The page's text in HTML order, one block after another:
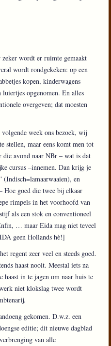
wordt er ruimte gemaakt
wordt rondgekeken: op een
kopen, kinderwagens
luiertjes opgenomen. En alles
overgeven; dat moesten
week ons bezoek, wij
stellen, maar eens komt men tot
avond naar NBr – wat is dat
cursus –innemen. Dan krijg je
(Indisch=lamaarwaaien), en
Hoe goed die twee bij elkaar
rimpels in het voorhoofd van
als een stok en conventioneel
… maar Eida mag niet teveel
geen Hollands hè!]
regent zeer veel en steeds goed.
haast nooit. Meestal iets na
haast in te jagen om naar huis te
niet klokslag twee wordt
gekomen. D.w.z. een
editie; dit nieuwe dagblad
van alle